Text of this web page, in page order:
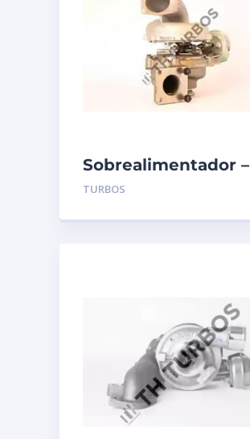
Sobrealimentador –
TURBO’S HOET –
TURBOS